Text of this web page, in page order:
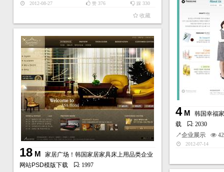
2012-08-27 踩 330
赞376
收藏
4M
韩国幸福
载
: 2030
↗企业展示
2012-07-14
18M
家居广场！韩国家居家具床上用品类企业
网站PSD模版下载
: 1997